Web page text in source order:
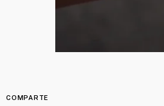
COMPARTE